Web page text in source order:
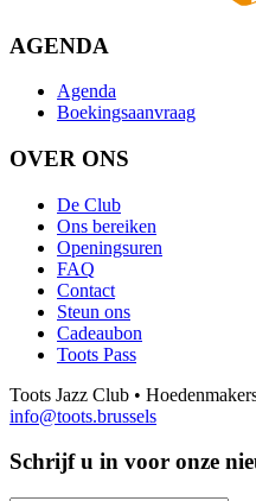
AGENDA
Agenda
Boekingsaanvraag
OVER ONS
De Club
Ons bereiken
Openingsuren
FAQ
Contact
Steun ons
Cadeaubon
Toots Pass
Toots Jazz Club •
info@toots.brussels
Schrijf u in voor onze